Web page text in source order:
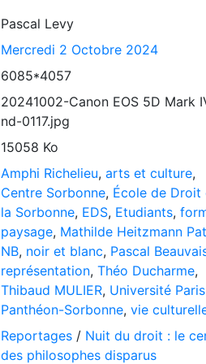
Pascal Levy
Mercredi 2 Octobre 2024
6085*4057
20241002-Canon EOS 5D Mark
nd-0117.jpg
15058 Ko
Amphi Richelieu, arts et culture,
Centre Sorbonne, École de Droit
la Sorbonne, EDS, Etudiants,
paysage, Mathilde Heitzmann
NB, noir et blanc, Pascal
représentation, Théo Ducharme,
Thibaud MULIER, Université Paris
Panthéon-Sorbonne, vie
Reportages / Nuit du droit : le
des philosophes disparus